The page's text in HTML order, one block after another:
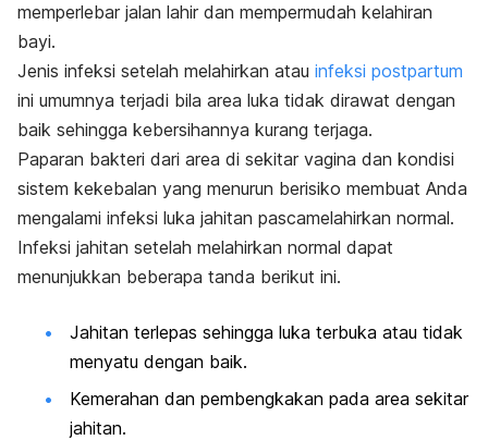
memperlebar jalan lahir dan mempermudah kelahiran
bayi.
Jenis infeksi setelah melahirkan atau infeksi postpartum
ini umumnya terjadi bila area luka tidak dirawat dengan
baik sehingga kebersihannya kurang terjaga.
Paparan bakteri dari area di sekitar vagina dan kondisi
sistem kekebalan yang menurun berisiko membuat Anda
mengalami infeksi luka jahitan pascamelahirkan normal.
Infeksi jahitan setelah melahirkan normal dapat
menunjukkan beberapa tanda berikut ini.
Jahitan terlepas sehingga luka terbuka atau tidak
menyatu dengan baik.
Kemerahan dan pembengkakan pada area sekitar
jahitan.